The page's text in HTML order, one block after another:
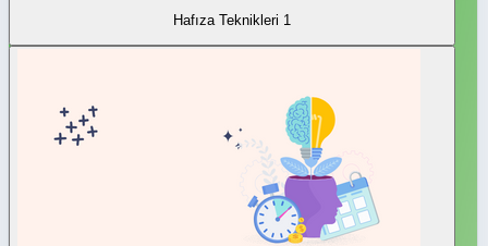
Hafıza Teknikleri 1